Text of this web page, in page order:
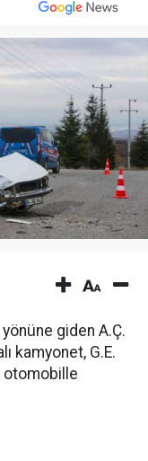
giden A.Ç.
kamyonet, G.E.
otomobille